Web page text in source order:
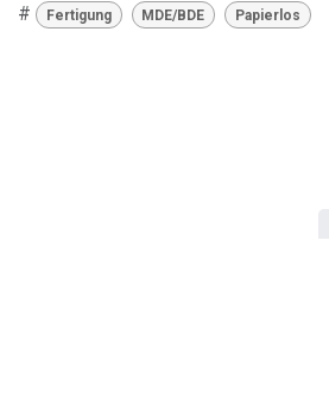
#
Fertigung MDE/BDE Papierlos